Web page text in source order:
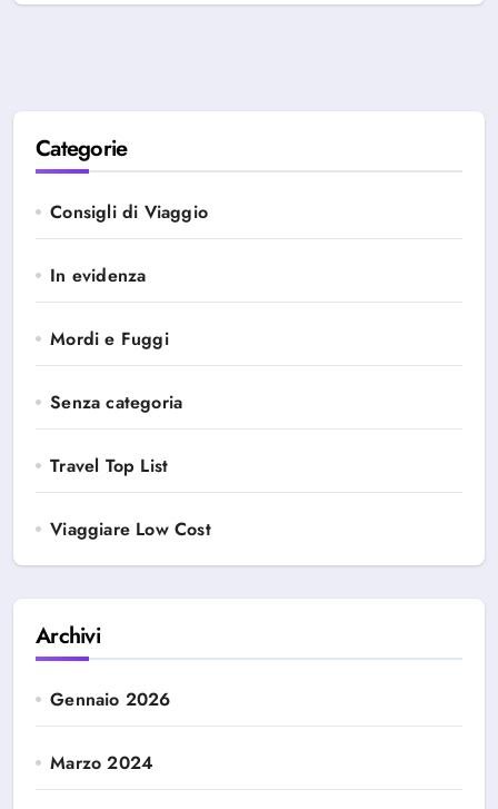
Categorie
Consigli di Viaggio
In evidenza
Mordi e Fuggi
Senza categoria
Travel Top List
Viaggiare Low Cost
Archivi
Gennaio 2026
Marzo 2024